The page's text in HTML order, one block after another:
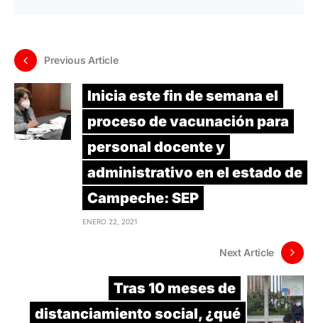
Previous Article
Inicia este fin de semana el
proceso de vacunación para
personal docente y
administrativo en el estado de
Campeche: SEP
ENERO 22, 2021
Next Article
Tras 10 meses de
distanciamiento social, ¿qué